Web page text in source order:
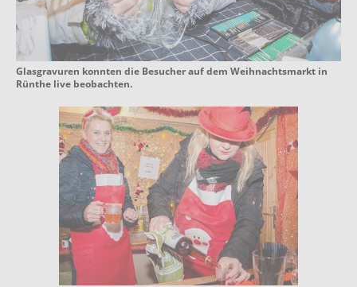
Glasgravuren konnten die Besucher auf dem Weihnachtsmarkt in
Rünthe live beobachten.